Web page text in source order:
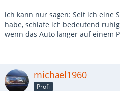
ich kann nur sagen: Seit ich eine
habe, schlafe ich bedeutend
wenn das Auto länger auf einem
michael1960
Profi